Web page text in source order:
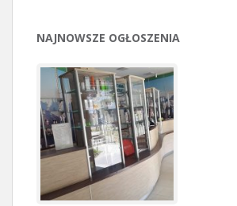
NAJNOWSZE OGŁOSZENIA